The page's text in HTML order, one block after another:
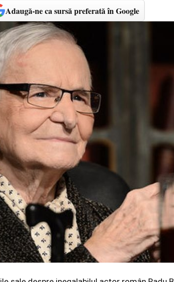
Adaugă-ne ca sursă preferată în Google